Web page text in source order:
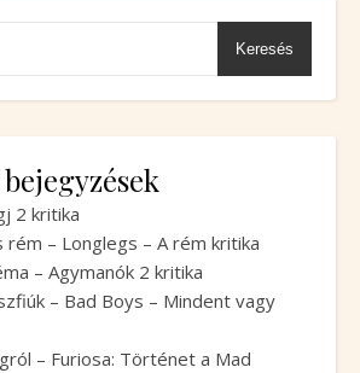
Keresés
2 kritika
– Longlegs – A rém kritika
– Agymanók 2 kritika
– Bad Boys – Mindent vagy
– Furiosa: Történet a Mad